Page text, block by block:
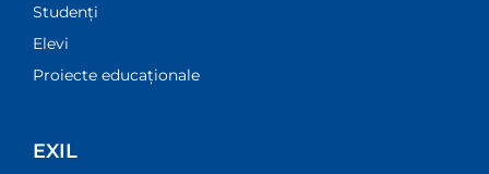
Studenți
Elevi
Proiecte educaționale
EXIL